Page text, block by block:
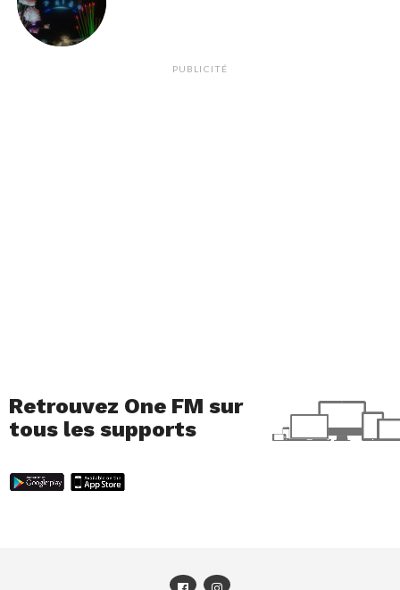
PUBLICITÉ
Retrouvez One FM sur
tous les supports